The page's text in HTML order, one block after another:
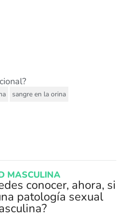
sangre en la orina
MASCULINA
conocer, ahora, si
patología sexual